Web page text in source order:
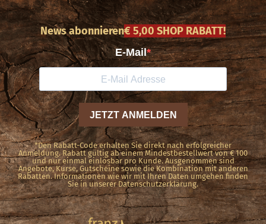
News abonnieren€ 5,00 SHOP RABATT!
*Den Rabatt-Code erhalten Sie direkt nach erfolgreicher
Anmeldung. Rabatt gültig ab einem Mindestbestellwert von € 100
und nur einmal einlösbar pro Kunde. Ausgenommen sind
Angebote, Kurse, Gutscheine sowie die Kombination mit anderen
Rabatten. Informationen wie wir mit Ihren Daten umgehen finden
Sie in unserer Datenschutzerklärung.